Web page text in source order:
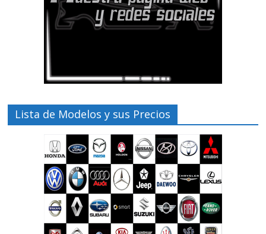
Lista de Modelos y sus Precios